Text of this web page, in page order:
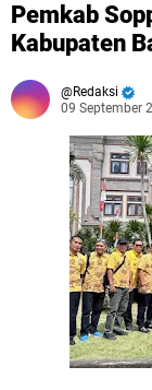
Pemkab
Kabupaten
Redaksi
09 September